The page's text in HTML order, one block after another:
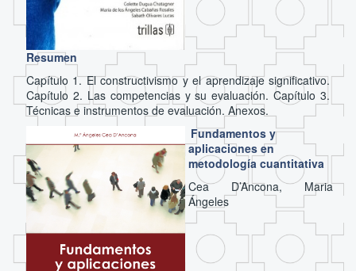
Resumen
Capítulo 1. El constructivismo y el aprendizaje significativo.
Capítulo 2. Las competencias y su evaluación. Capítulo 3.
Técnicas e instrumentos de evaluación. Anexos.
Fundamentos y
aplicaciones en
metodología cuantitativa
Cea D’Ancona, Maria
Ángeles